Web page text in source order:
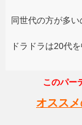
同世代の方が多
ドラドラは20代
このパー
オスス